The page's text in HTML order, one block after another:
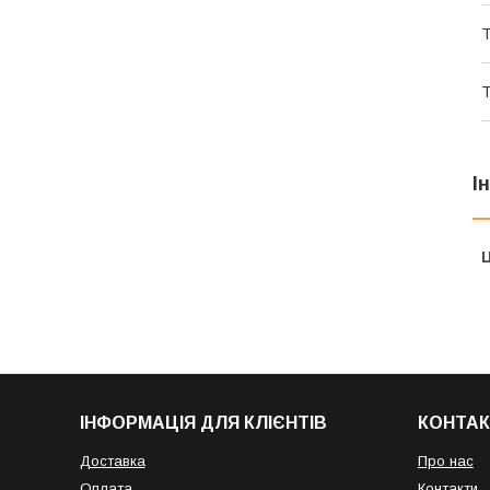
ІНФОРМАЦІЯ ДЛЯ КЛІЄНТІВ
Доставка
Про нас